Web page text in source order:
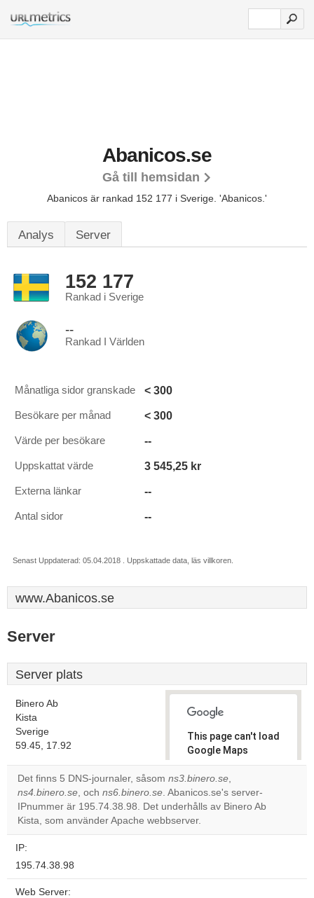
Abanicos.se
Gå till hemsidan
Abanicos är rankad 152 177 i Sverige. 'Abanicos.'
Analys Server
152 177
Rankad i Sverige
--
Rankad I Världen
Månatliga sidor granskade < 300
Besökare per månad < 300
Värde per besökare --
Uppskattat värde 3 545,25 kr
Externa länkar --
Antal sidor --
Senast Uppdaterad: 05.04.2018 . Uppskattade data, läs villkoren.
www.Abanicos.se
Server
Server plats
Binero Ab
Kista
Sverige
59.45, 17.92
This page can't load
Google Maps
correctly.
Do you
own this
website?
OK
Det finns 5 DNS-journaler, såsom ns3.binero.se,
ns4.binero.se, och ns6.binero.se. Abanicos.se's server-
IPnummer är 195.74.38.98. Det underhålls av Binero Ab
Kista, som använder Apache webbserver.
IP:
195.74.38.98
Web Server: